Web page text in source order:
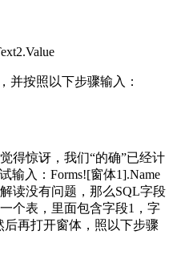
按照以下步骤输入：
惊讶，我们“的确”已经计
输入：Forms![窗体1].Name
读没有问题，那么SQL字段
个表，里面包含字段1，字
后再打开窗体，照以下步骤